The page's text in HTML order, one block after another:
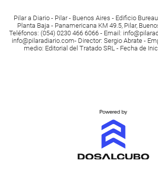
Pilar a Diario - Pilar - Buenos Aires - Edificio
Planta Baja - Panamericana KM 49.5, Pilar,
Teléfonos: (054) 0230 466 6066 - Email :
info@pilaradiario.com- Director: Sergio Abrate -
medio: Editorial del Tratado SRL - Fecha de